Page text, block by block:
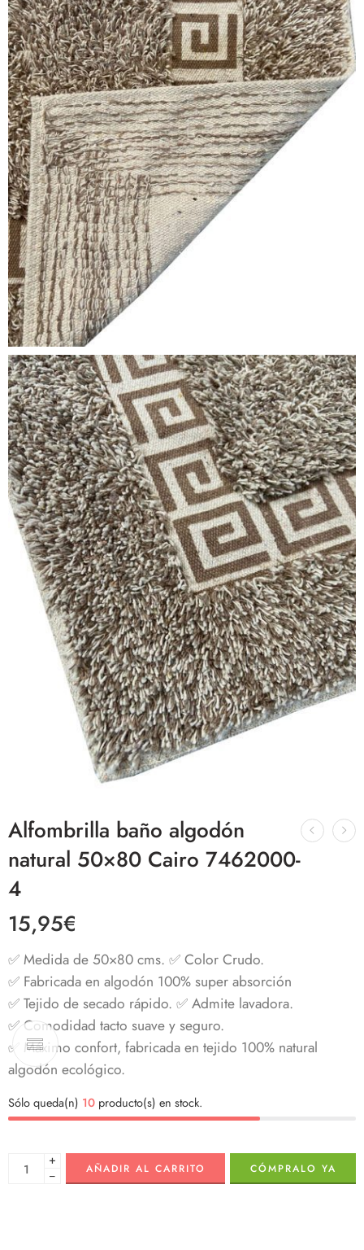
Alfombrilla baño algodón
natural 50×80 Cairo 7462000-
4
15,95€
✅ Medida de 50×80 cms. ✅ Color Crudo.
✅ Fabricada en algodón 100% super absorción
✅ Tejido de secado rápido. ✅ Admite lavadora.
✅ Comodidad tacto suave y seguro.
✅ Máximo confort, fabricada en tejido 100% natural
algodón ecológico.
Sólo queda(n) 10 producto(s) en stock.
+
−
AÑADIR AL CARRITO CÓMPRALO YA